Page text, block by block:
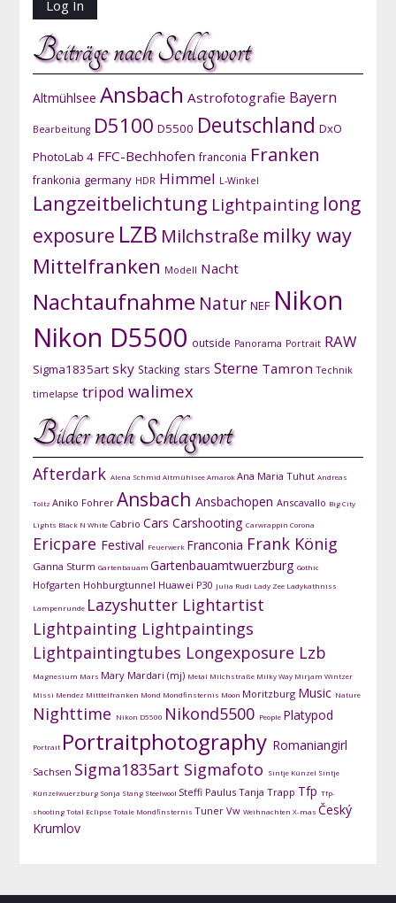
Beiträge nach Schlagwort
Altmühlsee Ansbach Astrofotografie Bayern
Bearbeitung D5100 D5500 Deutschland DxO
PhotoLab 4 FFC-Bechhofen franconia Franken
frankonia germany HDR Himmel L-Winkel
Langzeitbelichtung Lightpainting long
exposure LZB Milchstraße milky way
Mittelfranken Modell Nacht
Nachtaufnahme Natur NEF Nikon
Nikon D5500 outside Panorama Portrait RAW
Sigma1835art sky Stacking stars Sterne Tamron Technik
timelapse tripod walimex
Bilder nach Schlagwort
Afterdark Alena Schmid AltmühlseeAmarokAna Maria Tuhut Andreas
Toltz Aniko Fohrer Ansbach Ansbachopen Anscavallo Big City
Lights Black N White Cabrio Cars Carshooting Carwrappin Corona
Ericpare Festival Feuerwerk Franconia Frank König
Ganna Sturm Gartenbauam Gartenbauamtwuerzburg Gothic
Hofgarten Hohburgtunnel Huawei P30 Julia Rudi Lady Zee Ladykathniss
Lampenrunde Lazyshutter Lightartist
Lightpainting Lightpaintings
Lightpaintingtubes Longexposure Lzb
Magnesium Mars Mary Mardari (mj) Metal Milchstraße Milky Way Mirjam Wintzer
Missi Mendez Mitttelfranken Mond Mondfinsternis Moon Moritzburg Music Nature
Nighttime Nikon D5500 Nikond5500 People Platypod
Portrait Portraitphotography Romaniangirl
Sachsen Sigma1835art Sigmafoto Sintje Künzel Sintje
Künzelwuerzburg Sonja Stang Steelwool Steffi Paulus Tanja Trapp Tfp Tfp-
shootingTotal EclipseTotale Mondfinsternis Tuner Vw Weihnachten X-mas Český
Krumlov